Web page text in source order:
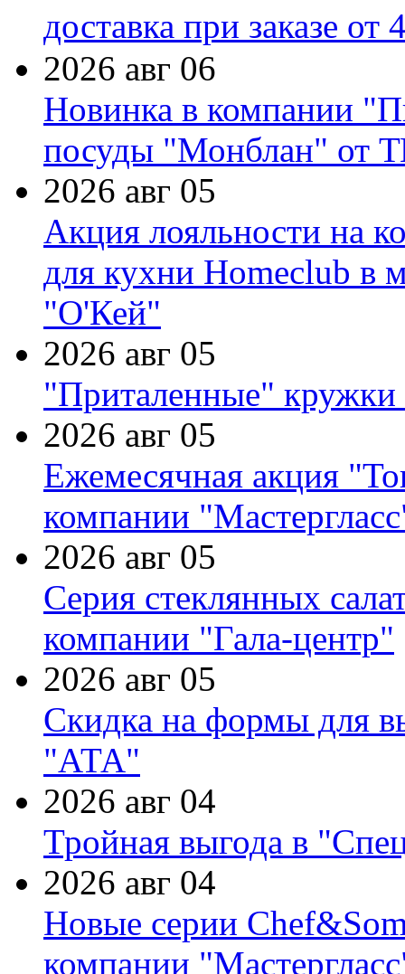
доставка при заказе от
2026 авг 06
Новинка в компании
посуды "Монблан" от
2026 авг 05
Акция лояльности на
для кухни Homeclub в
"О'Кей"
2026 авг 05
"Приталенные" кружки
2026 авг 05
Ежемесячная акция
компании
2026 авг 05
Серия стеклянных
компании "Гала-центр"
2026 авг 05
Скидка на формы для
"АТА"
2026 авг 04
Тройная выгода в
2026 авг 04
Новые серии
компании